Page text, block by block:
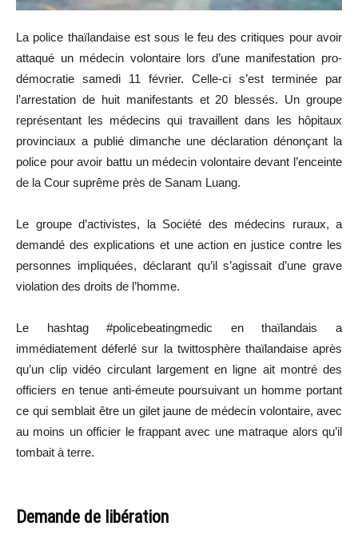
La police thaïlandaise est sous le feu des critiques pour avoir
attaqué un médecin volontaire lors d’une manifestation pro-
démocratie samedi 11 février. Celle-ci s’est terminée par
l’arrestation de huit manifestants et 20 blessés. Un groupe
représentant les médecins qui travaillent dans les hôpitaux
provinciaux a publié dimanche une déclaration dénonçant la
police pour avoir battu un médecin volontaire devant l’enceinte
de la Cour suprême près de Sanam Luang.
Le groupe d’activistes, la Société des médecins ruraux, a
demandé des explications et une action en justice contre les
personnes impliquées, déclarant qu’il s’agissait d’une grave
violation des droits de l’homme.
Le hashtag #policebeatingmedic en thaïlandais a
immédiatement déferlé sur la twittosphère thaïlandaise après
qu’un clip vidéo circulant largement en ligne ait montré des
officiers en tenue anti-émeute poursuivant un homme portant
ce qui semblait être un gilet jaune de médecin volontaire, avec
au moins un officier le frappant avec une matraque alors qu’il
tombait à terre.
Demande de libération